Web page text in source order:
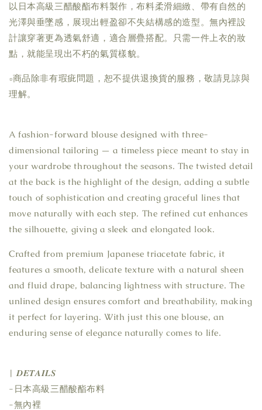
以日本高級三醋酸酯布料製作，布料柔滑細緻、帶有自然的
光澤與垂墜感，展現出輕盈卻不失結構感的造型。無內裡設
計讓穿著更為透氣舒適，適合層疊搭配。只需一件上衣的妝
點，就能呈現出不朽的氣質樣貌。
▫商品除非有瑕疵問題，恕不提供退換貨的服務，敬請見諒與
理解。
A fashion-forward blouse designed with three-
dimensional tailoring — a timeless piece meant to stay in
your wardrobe throughout the seasons. The twisted detail
at the back is the highlight of the design, adding a subtle
touch of sophistication and creating graceful lines that
move naturally with each step. The refined cut enhances
the silhouette, giving a sleek and elongated look.
Crafted from premium Japanese triacetate fabric, it
features a smooth, delicate texture with a natural sheen
and fluid drape, balancing lightness with structure. The
unlined design ensures comfort and breathability, making
it perfect for layering. With just this one blouse, an
enduring sense of elegance naturally comes to life.
| 𝑫𝑬𝑻𝑨𝑰𝑳𝑺
-日本高級三醋酸酯布料
-無內裡